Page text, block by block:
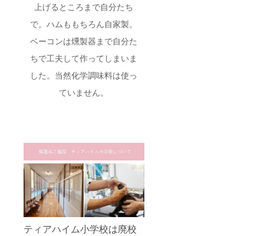
上げるところまで自分たち
で。ハムももちろん自家製。
ベーコンは燻製器まで自分た
ちで工夫して作ってしまいま
した。当然化学調味料は使っ
ていません。
ティアハイム小学校は廃校